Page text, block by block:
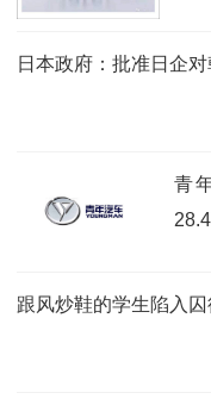
日本政府：批准日企
青
跟风炒鞋的学生陷入